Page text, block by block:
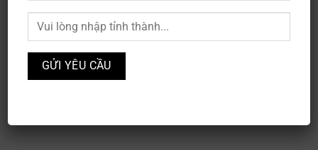
Ford Ranger Wildtrak 2.0L 4×4 AT
Mã sản phẩm:XE3S-013
Danh mục:Ford,Ô TÔ